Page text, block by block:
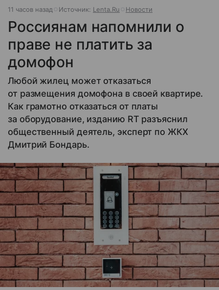
11 часов назад Источник: Lenta.Ru Новости
Россиянам напомнили о
праве не платить за
домофон
Любой жилец может отказаться
от размещения домофона в своей квартире.
Как грамотно отказаться от платы
за оборудование, изданию RT разъяснил
общественный деятель, эксперт по ЖКХ
Дмитрий Бондарь.